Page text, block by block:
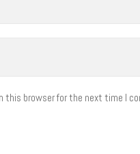
this browser for the next time I